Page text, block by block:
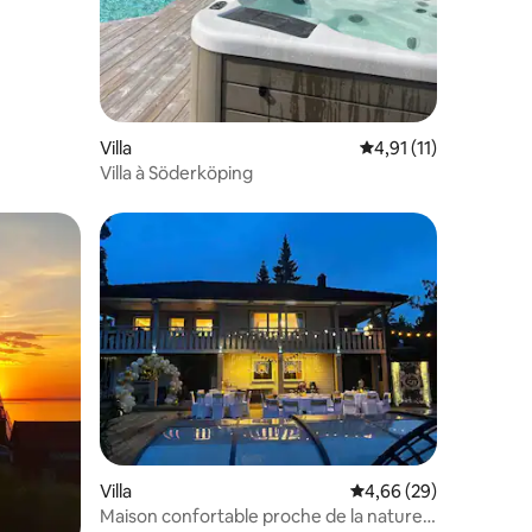
Villa Évaluation moyenne
4,91 (11)
Villa à Söderköping
Villa Évaluation moyenne
4,66 (29)
Maison confortable proche de la nature